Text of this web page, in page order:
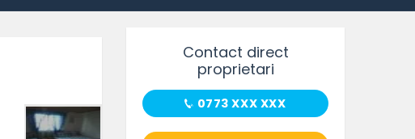
Contact direct
proprietari
0773 XXX XXX